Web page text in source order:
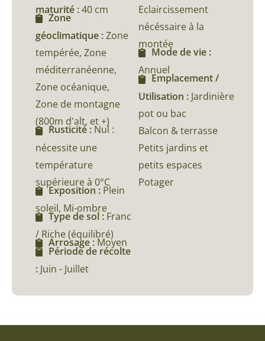
maturité :40 cm
Zone
géoclimatique :Zone
tempérée, Zone
méditerranéenne,
Zone océanique,
Zone de montagne
(800m d'alt, et +)
Rusticité : Nul :
nécessite une
température
supérieure à 0°C
Exposition : Plein
soleil, Mi-ombre
Type de sol : Franc
/ Riche (équilibré)
Arrosage : Moyen
Période de récolte
: Juin - Juillet
Eclaircissement
nécéssaire à la
montée
Mode de vie :
Annuel
Emplacement /
Utilisation : Jardinière
pot ou bac
Balcon & terrasse
Petits jardins et
petits espaces
Potager